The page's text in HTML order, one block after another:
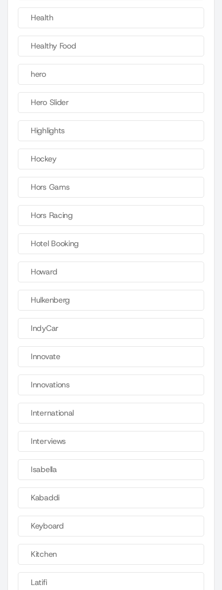
Health
Healthy Food
hero
Hero Slider
Highlights
Hockey
Hors Gams
Hors Racing
Hotel Booking
Howard
Hulkenberg
IndyCar
Innovate
Innovations
International
Interviews
Isabella
Kabaddi
Keyboard
Kitchen
Latifi